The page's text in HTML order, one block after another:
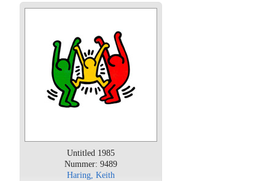
Untitled 1985
Nummer: 9489
Haring, Keith